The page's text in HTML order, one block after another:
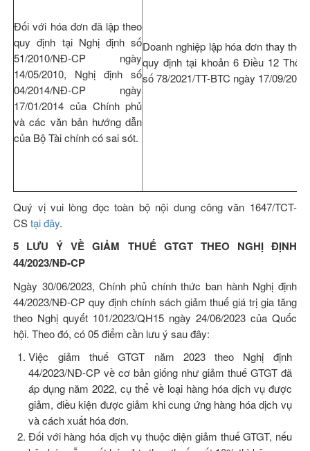
Đối với hóa đơn đã lập theo
quy định tại Nghị định số
51/2010/NĐ-CP ngày
14/05/2010, Nghị định số
04/2014/NĐ-CP ngày
17/01/2014 của Chính phủ
và các văn bản hướng dẫn
của Bộ Tài chính có sai sót.
Doanh nghiệp lập hóa đơn thay thế
quy định tại khoản 6 Điều 12
số 78/2021/TT-BTC ngày 17/09/
Quý vị vui lòng đọc toàn bộ nội dung công văn 1647/TCT-
CStại đây.
5 LƯU Ý VỀ GIẢM THUẾ GTGT THEO NGHỊ ĐỊNH
44/2023/NĐ-CP
Ngày 30/06/2023, Chính phủ chính thức ban hành Nghị định
44/2023/NĐ-CP quy định chính sách giảm thuế giá trị gia tăng
theo Nghị quyết 101/2023/QH15 ngày 24/06/2023 của Quốc
hội. Theo đó, có 05 điểm cần lưu ý sau đây:
Việc giảm thuế GTGT năm 2023 theo Nghị định
44/2023/NĐ-CP về cơ bản giống như giảm thuế GTGT đã
áp dụng năm 2022, cụ thể về loại hàng hóa dịch vụ được
giảm, điều kiện được giảm khi cung ứng hàng hóa dịch vụ
và cách xuất hóa đơn.
Đối với hàng hóa dịch vụ thuộc diện giảm thuế GTGT, nếu